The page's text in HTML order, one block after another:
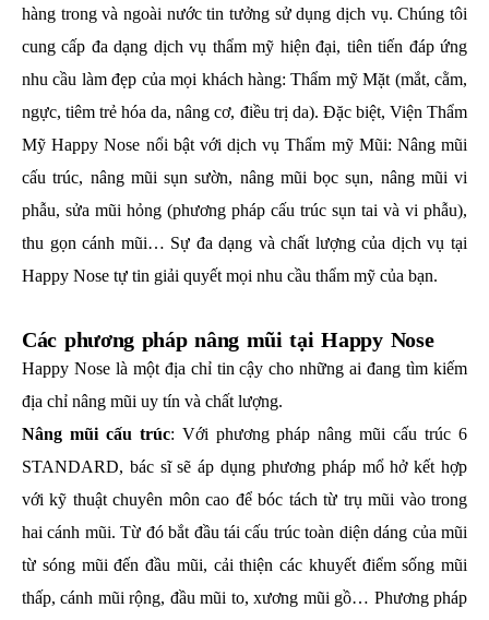
hàng trong và ngoài nước tin tưởng sử dụng dịch vụ. Chúng tôi
cung cấp đa dạng dịch vụ thẩm mỹ hiện đại, tiên tiến đáp ứng
nhu cầu làm đẹp của mọi khách hàng: Thẩm mỹ Mặt (mắt, cằm,
ngực, tiêm trẻ hóa da, nâng cơ, điều trị da). Đặc biệt, Viện Thẩm
Mỹ Happy Nose nổi bật với dịch vụ Thẩm mỹ Mũi: Nâng mũi
cấu trúc, nâng mũi sụn sườn, nâng mũi bọc sụn, nâng mũi vi
phẫu, sửa mũi hỏng (phương pháp cấu trúc sụn tai và vi phẫu),
thu gọn cánh mũi… Sự đa dạng và chất lượng của dịch vụ tại
Happy Nose tự tin giải quyết mọi nhu cầu thẩm mỹ của bạn.
Các phương pháp nâng mũi tại Happy Nose
Happy Nose là một địa chỉ tin cậy cho những ai đang tìm kiếm
địa chỉ nâng mũi uy tín và chất lượng.
Nâng mũi cấu trúc: Với phương pháp nâng mũi cấu trúc 6
STANDARD, bác sĩ sẽ áp dụng phương pháp mổ hở kết hợp
với kỹ thuật chuyên môn cao để bóc tách từ trụ mũi vào trong
hai cánh mũi. Từ đó bắt đầu tái cấu trúc toàn diện dáng của mũi
từ sóng mũi đến đầu mũi, cải thiện các khuyết điểm sống mũi
thấp, cánh mũi rộng, đầu mũi to, xương mũi gồ… Phương pháp